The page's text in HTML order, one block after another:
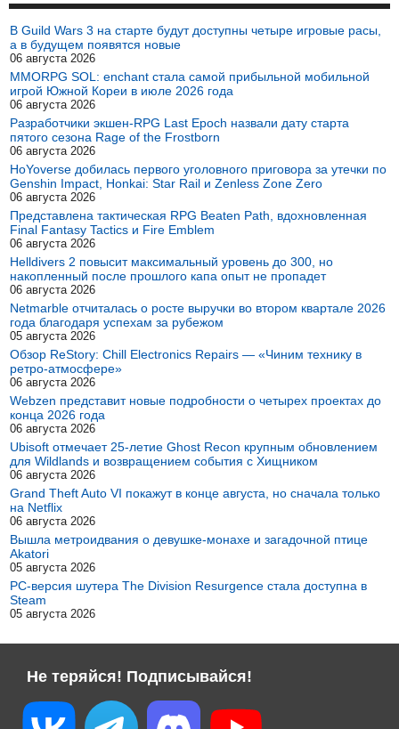
В Guild Wars 3 на старте будут доступны четыре игровые расы,
а в будущем появятся новые
06 августа 2026
MMORPG SOL: enchant стала самой прибыльной мобильной
игрой Южной Кореи в июле 2026 года
06 августа 2026
Разработчики экшен-RPG Last Epoch назвали дату старта
пятого сезона Rage of the Frostborn
06 августа 2026
HoYoverse добилась первого уголовного приговора за утечки по
Genshin Impact, Honkai: Star Rail и Zenless Zone Zero
06 августа 2026
Представлена тактическая RPG Beaten Path, вдохновленная
Final Fantasy Tactics и Fire Emblem
06 августа 2026
Helldivers 2 повысит максимальный уровень до 300, но
накопленный после прошлого капа опыт не пропадет
06 августа 2026
Netmarble отчиталась о росте выручки во втором квартале 2026
года благодаря успехам за рубежом
05 августа 2026
Обзор ReStory: Chill Electronics Repairs — «Чиним технику в
ретро-атмосфере»
06 августа 2026
Webzen представит новые подробности о четырех проектах до
конца 2026 года
06 августа 2026
Ubisoft отмечает 25-летие Ghost Recon крупным обновлением
для Wildlands и возвращением события с Хищником
06 августа 2026
Grand Theft Auto VI покажут в конце августа, но сначала только
на Netflix
06 августа 2026
Вышла метроидвания о девушке-монахе и загадочной птице
Akatori
05 августа 2026
PC-версия шутера The Division Resurgence стала доступна в
Steam
05 августа 2026
Не теряйся! Подписывайся!